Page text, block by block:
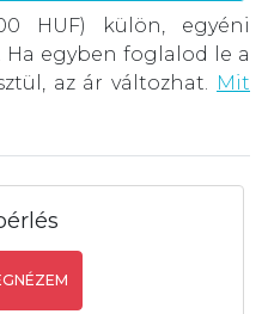
HUF) külön, egyéni
Ha egyben foglalod le a
az ár változhat.
Mit